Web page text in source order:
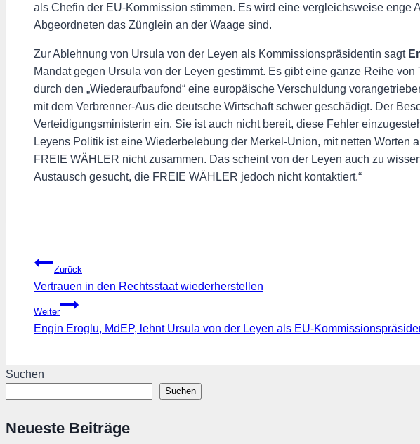
als Chefin der EU-Kommission stimmen. Es wird eine vergleichsweise
Abgeordneten das Zünglein an der Waage sind.
Zur Ablehnung von Ursula von der Leyen als Kommissionspräsidentin sagt
Mandat gegen Ursula von der Leyen gestimmt. Es gibt eine ganze Reihe
durch den „Wiederaufbaufond“ eine europäische Verschuldung
mit dem Verbrenner-Aus die deutsche Wirtschaft schwer geschädigt. Der
Verteidigungsministerin ein. Sie ist auch nicht bereit, diese Fehler
Leyens Politik ist eine Wiederbelebung der Merkel-Union, mit netten
FREIE WÄHLER nicht zusammen. Das scheint von der Leyen auch zu
Austausch gesucht, die FREIE WÄHLER jedoch nicht kontaktiert.“
Beitragsnavigation
Zurück
Vertrauen in den Rechtsstaat wiederherstellen
Weiter
Engin Eroglu, MdEP, lehnt Ursula von der Leyen als EU-
Suchen
Suchen
Neueste Beiträge